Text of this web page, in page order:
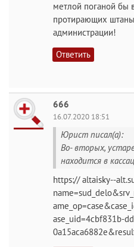
метлой поганой бы
протирающих
администрации!
Ответить
666
16.07.2020 18:51
Юрист писал(а):
Во- вторых,
находится в
https:// altaisky--
ase_uid=4cbf831b-